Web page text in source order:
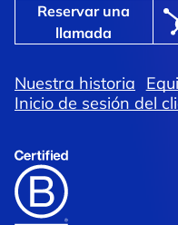
Reservar una
llamada
Nuestra historia
Inicio de sesión del